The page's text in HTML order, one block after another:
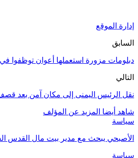
إدارة الموقع
السابق
دبلومات مزورة استعملها أعوان توظفوا
التالي
نقل الرئيس اليمنى إلى مكان آمن بعد
شاهد أيضا المزيد عن المؤلف
سياسة
الأصبحي يبحث مع مدير بيت مال القدس
سياسة